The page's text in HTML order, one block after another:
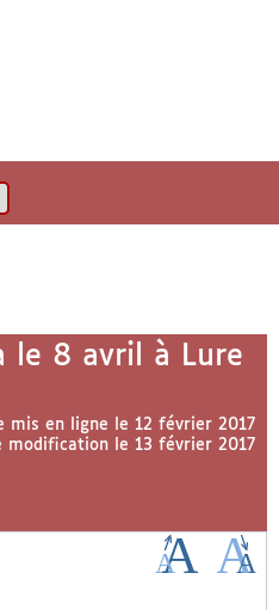
le 8 avril à Lure
mis en ligne le 12 février 2017
modification le 13 février 2017